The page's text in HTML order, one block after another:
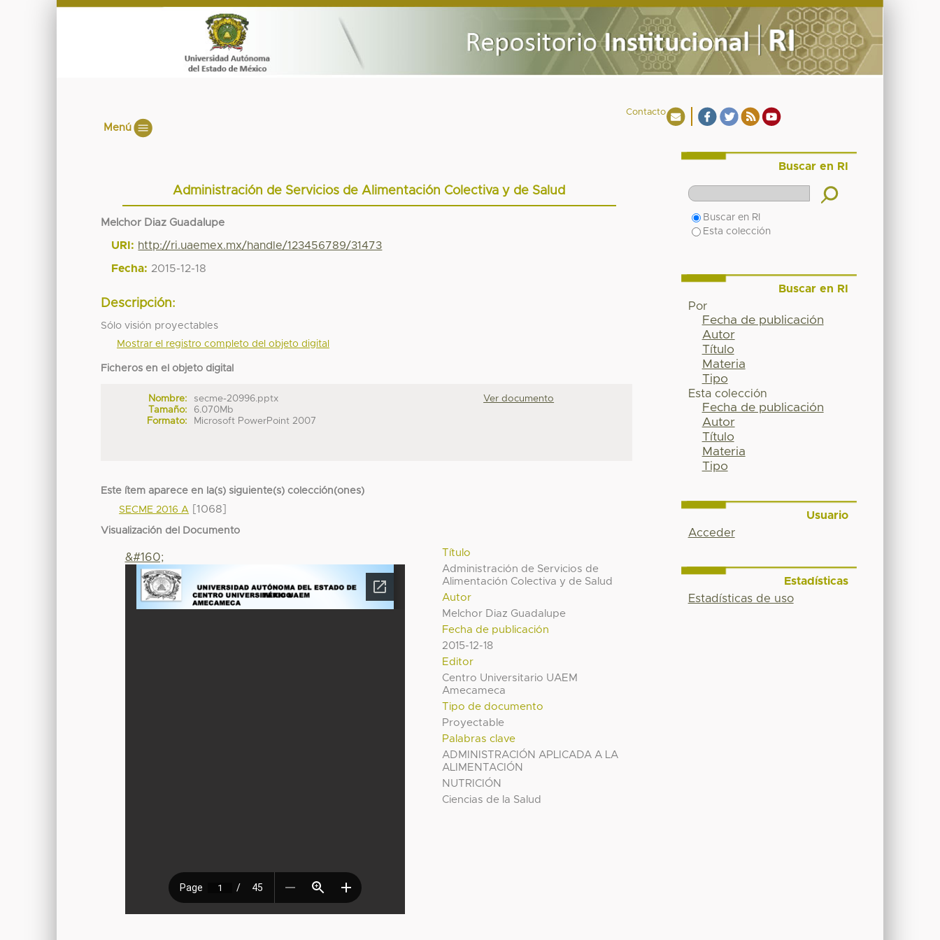
Contacto
Menú
Administración de Servicios de Alimentación Colectiva y de Salud
Melchor Diaz Guadalupe
URI: http://ri.uaemex.mx/handle/123456789/31473
Fecha: 2015-12-18
Descripción:
Sólo visión proyectables
Mostrar el registro completo del objeto digital
Ficheros en el objeto digital
Nombre:
secme-20996.pptx
Tamaño:
6.070Mb
Formato:
Microsoft PowerPoint 2007
Ver documento
Este ítem aparece en la(s) siguiente(s) colección(ones)
SECME 2016 A [1068]
Visualización del Documento
Título
Administración de Servicios de
Alimentación Colectiva y de Salud
Autor
Melchor Diaz Guadalupe
Fecha de publicación
2015-12-18
Editor
Centro Universitario UAEM
Amecameca
Tipo de documento
Proyectable
Palabras clave
ADMINISTRACIÓN APLICADA A LA
ALIMENTACIÓN
NUTRICIÓN
Ciencias de la Salud
&#160;
Buscar en RI
Buscar en RI
Esta colección
Buscar en RI
Por
Fecha de publicación
Autor
Título
Materia
Tipo
Esta colección
Fecha de publicación
Autor
Título
Materia
Tipo
Usuario
Acceder
Estadísticas
Estadísticas de uso